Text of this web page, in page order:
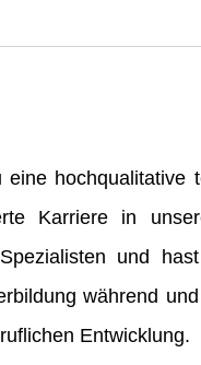
hochqualitative
Karriere in
und
während
Entwicklung.